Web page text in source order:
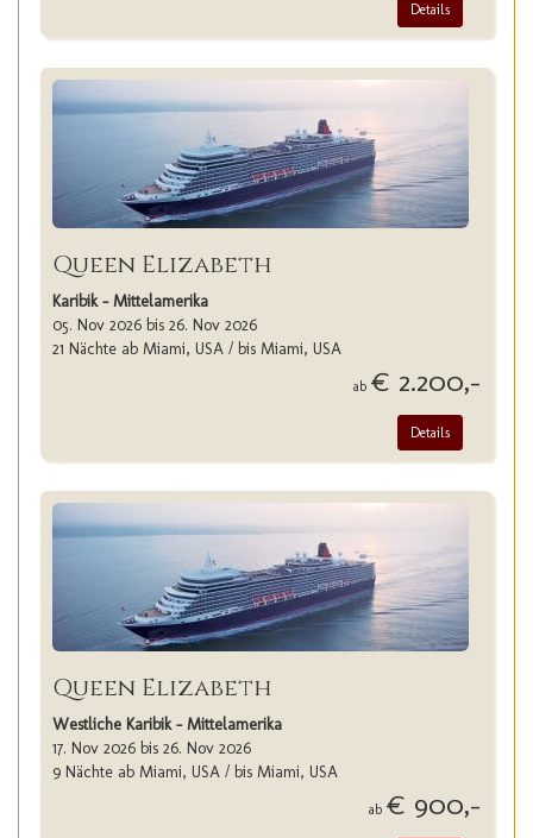
Details
Queen Elizabeth
Karibik - Mittelamerika
05. Nov 2026 bis 26. Nov 2026
21 Nächte ab Miami, USA / bis Miami, USA
ab € 2.200,-
Details
Queen Elizabeth
Westliche Karibik - Mittelamerika
17. Nov 2026 bis 26. Nov 2026
9 Nächte ab Miami, USA / bis Miami, USA
ab € 900,-